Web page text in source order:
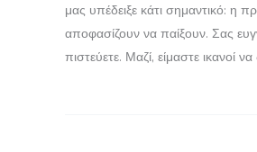
μας υπέδειξε κάτι σημαντικό: η
αποφασίζουν να παίξουν. Σας
πιστεύετε. Μαζί, είμαστε ικανοί